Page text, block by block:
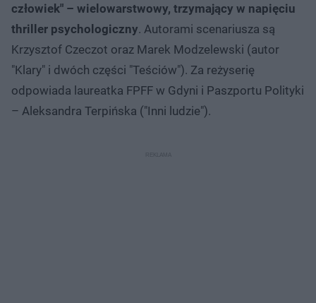
człowiek" – wielowarstwowy, trzymający w napięciu
thriller psychologiczny. Autorami scenariusza są
Krzysztof Czeczot oraz Marek Modzelewski (autor
"Klary" i dwóch części "Teściów"). Za reżyserię
odpowiada laureatka FPFF w Gdyni i Paszportu Polityki
– Aleksandra Terpińska ("Inni ludzie").